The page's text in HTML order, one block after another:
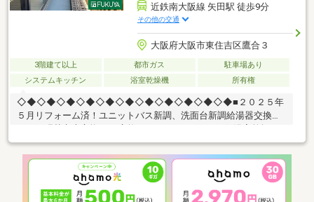
近鉄南大阪線 矢田駅 徒歩9分
その他の交通
大阪府大阪市東住吉区鷹合３
3階建て以上 都市ガス
駐車場あり
システムキッチン
浴室乾燥機 所有権
◇◆◇◆◇◆◇◆◇◆◇◆◇◆◇◆◇◆◇◆◇◆■２０２５年
５月リフォーム済！ユニットバス新調、洗面台新調給湯器交換、
機・食洗器付■開放感のある吹抜♪■車庫付き■ＬＤＫ約１６帖■大
阪市立鷹合小学校まで徒歩４分（約300m)・スーパーやコンビ
ニ、ドラッグストアなど生活に便利な施設が周辺には充実してい
ます♪〇万代矢田店：徒歩4分（250ｍ）〇ローソンストア100東住
吉矢田店：徒歩3分 （200ｍ）〇スギ薬局長居公園通店：徒歩5分